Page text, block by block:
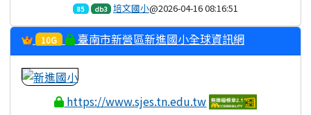
85 db3 培文國小@2026-04-16 08:16:51
10G 臺南市新營區新進國小全球資訊網
https://www.sjes.tn.edu.tw